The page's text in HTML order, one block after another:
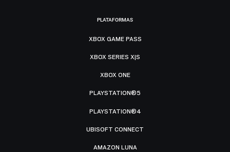
PLATAFORMAS
XBOX GAME PASS
XBOX SERIES X|S
XBOX ONE
PLAYSTATION®5
PLAYSTATION®4
UBISOFT CONNECT
AMAZON LUNA